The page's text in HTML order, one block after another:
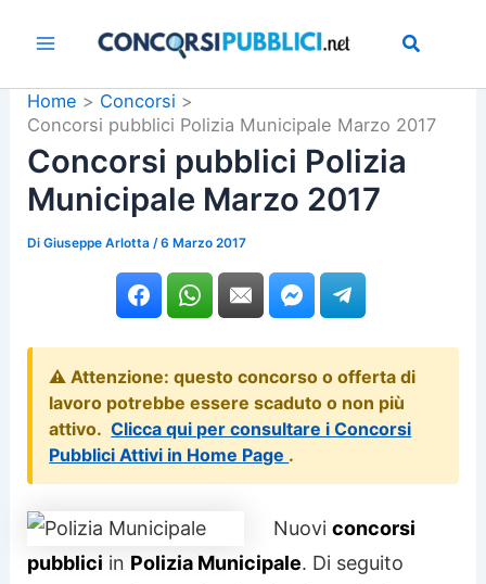
Home
Concorsi
Concorsi pubblici Polizia Municipale Marzo 2017
Concorsi pubblici Polizia
Municipale Marzo 2017
DiGiuseppe Arlotta /6 Marzo 2017
⚠️ Attenzione: questo concorso o offerta di
lavoro potrebbe essere scaduto o non più
attivo. Clicca qui per consultare i Concorsi
Pubblici Attivi in Home Page .
Nuoviconcorsi
pubblici in Polizia Municipale. Di seguito